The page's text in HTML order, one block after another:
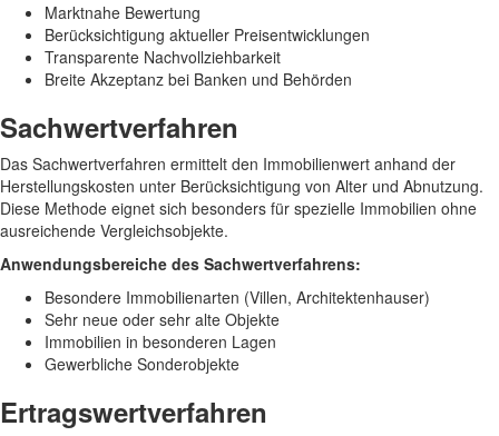
Marktnahe Bewertung
Berücksichtigung aktueller Preisentwicklungen
Transparente Nachvollziehbarkeit
Breite Akzeptanz bei Banken und Behörden
Sachwertverfahren
Das Sachwertverfahren ermittelt den Immobilienwert anhand der
Herstellungskosten unter Berücksichtigung von Alter und Abnutzung.
Diese Methode eignet sich besonders für spezielle Immobilien ohne
ausreichende Vergleichsobjekte.
Anwendungsbereiche des Sachwertverfahrens:
Besondere Immobilienarten (Villen, Architektenhauser)
Sehr neue oder sehr alte Objekte
Immobilien in besonderen Lagen
Gewerbliche Sonderobjekte
Ertragswertverfahren